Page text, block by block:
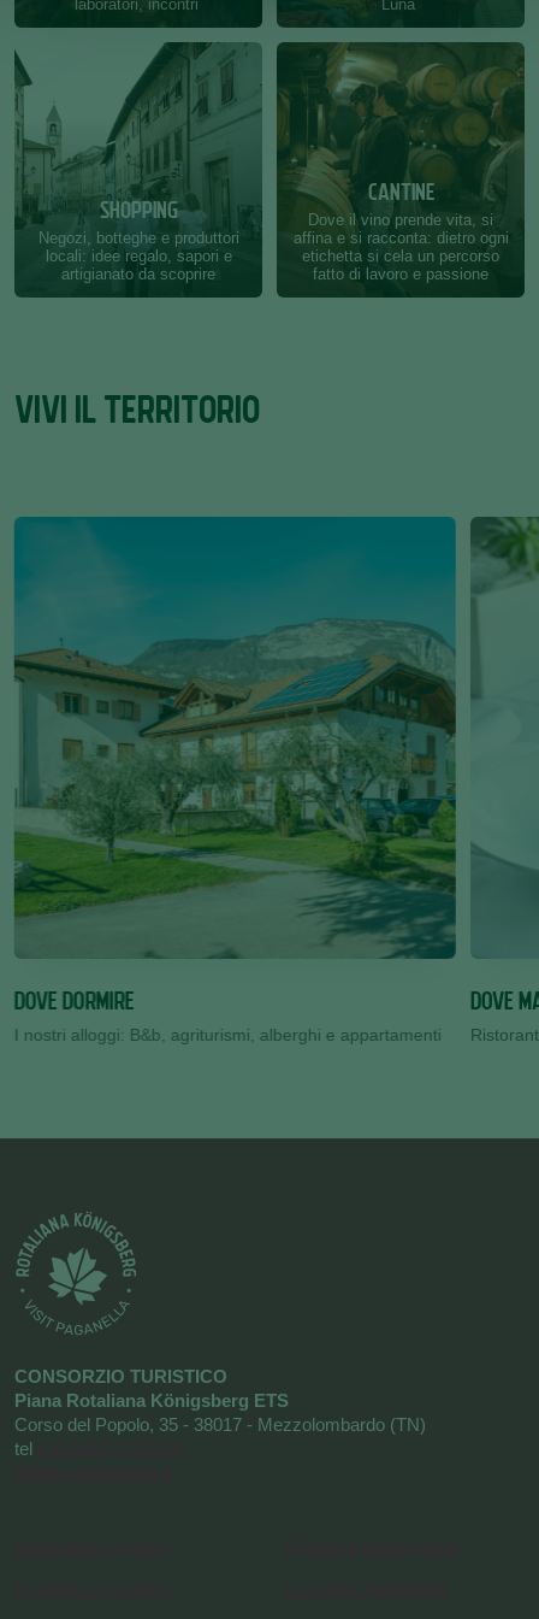
laboratori, incontri
Luna
SHOPPING
Negozi, botteghe e produttori
locali: idee regalo, sapori e
artigianato da scoprire
CANTINE
Dove il vino prende vita, si
affina e si racconta: dietro ogni
etichetta si cela un percorso
fatto di lavoro e passione
VIVI IL TERRITORIO
DOVE DORMIRE
I nostri alloggi: B&b, agriturismi, alberghi e appartamenti
DOVE
CONSORZIO TURISTICO
Piana Rotaliana Königsberg ETS
Corso del Popolo, 35 - 38017 - Mezzolombardo (TN)
tel